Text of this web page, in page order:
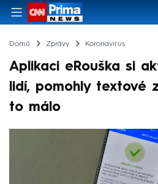
Domů Zprávy Koronavirus
Aplikaci eRouška si
lidí, pomohly textové
to málo